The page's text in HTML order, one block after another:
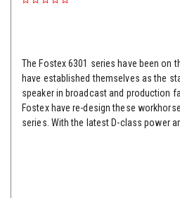
The Fostex 6301 series have been on
have established themselves as the
speaker in broadcast and production
Fostex have re-design these
series. With the latest D-class power